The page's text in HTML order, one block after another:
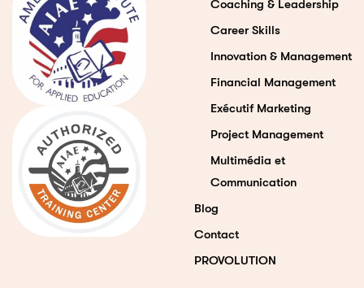
Coaching & Leadership
Career Skills
Innovation & Management
Financial Management
Exécutif Marketing
Project Management
Multimédia et
Communication
Blog
Contact
PROVOLUTION